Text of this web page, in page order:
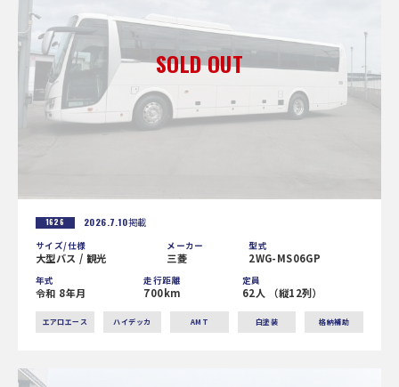
1626 2026.7.10掲載
サイズ/仕様
大型バス / 観光
メーカー
三菱
型式
2WG-MS06GP
年式
令和 8年月
走行距離
700km
定員
62人 （縦12列）
エアロエース ハイデッカ AMT 白塗装 格納補助